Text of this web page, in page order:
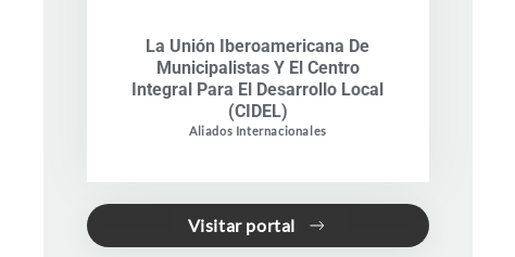
La Unión Iberoamericana De
Municipalistas Y El Centro
Integral Para El Desarrollo Local
(CIDEL)
Aliados Internacionales
Visitar portal